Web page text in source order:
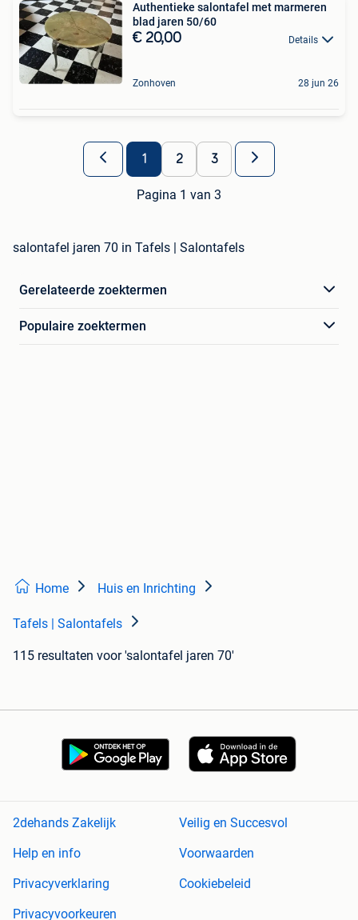
Authentieke salontafel met marmeren
blad jaren 50/60
€ 20,00 Details
Zonhoven 28 jun 26
1 2 3
Pagina 1 van 3
salontafel jaren 70 in Tafels | Salontafels
Gerelateerde zoektermen
Populaire zoektermen
Home Huis en Inrichting
Tafels | Salontafels
115 resultaten voor 'salontafel jaren 70'
2dehands Zakelijk
Veilig en Succesvol
Help en info
Voorwaarden
Privacyverklaring
Cookiebeleid
Privacyvoorkeuren